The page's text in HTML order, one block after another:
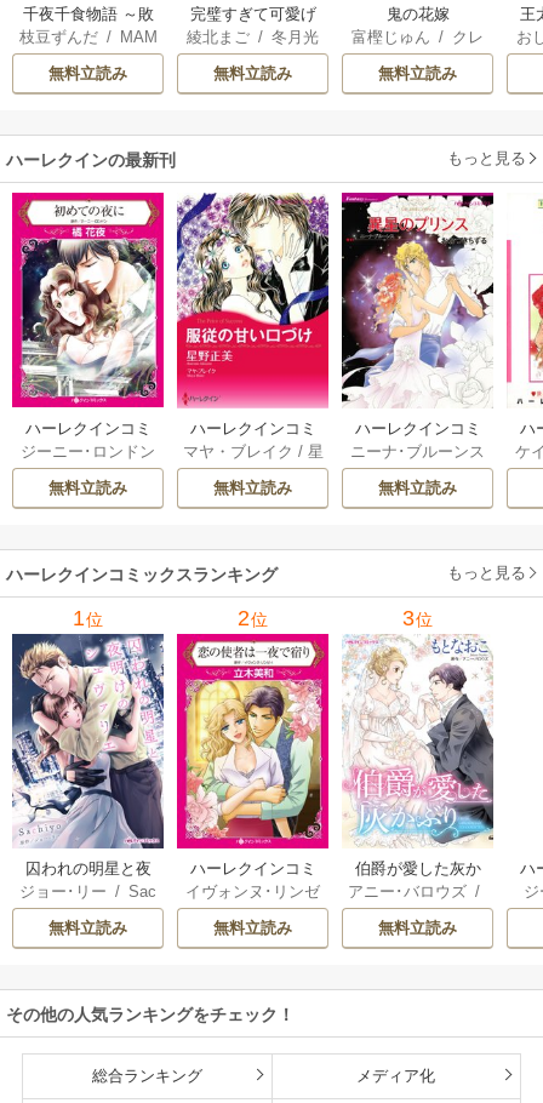
千夜千食物語 ～敗
国の姫ですが氷の
皇子殿下がどうも
溺愛してくれてい
枝豆ずんだ/ MAM
AKOTO / 鴉羽凛燈
無料立読み
完璧すぎて可愛げ
がないと婚約破棄
された聖女は隣国
に売られる
綾北まご /冬月光
輝/ 昌未
無料立読み
鬼の花嫁
富樫じゅん / クレ
ハ
無料立読み
王
こ
二
お
ハーレクインの最新刊 もっと見る
ハーレクインコミ
ックス セット 202
6年 vol.1064 1巻
ジーニー･ロンドン
/橘花夜/メアリ
ー･ライアンズ
ーガン/星合操/ア
ン･ウィール/ 津寺
里可子
無料立読み
ハーレクインコミ
ックス セット 202
6年 vol.1002 1巻
マヤ・ブレイク / 星
野正美/ヘレン･ブ
ルックス/のわきね
ウェイ/一重夕子
無料立読み
ハーレクインコミ
ックス セット 202
6年 vol.1063 1巻
ニーナ･ブルーンス
/おおつきちずる/
レベッカ･ヨーク
ーディ/海野みつる
サラ･ウッド/流
水凛子
無料立読み
ハ
ッ
ケ
/
ザ
ハーレクインコミックスランキング もっと見る
1位
囚われの明星と夜
明けのシュヴァリ
エ
ジョー･リー /Sac
hiyo
無料立読み
2位
ハーレクインコミ
ックス セット 202
6年 vol.999
イヴォンヌ･リンゼ
/ 立木美和
ランダ･ジャレッ
ーリー・ペイジ/
曽祢まさこ
無料立読み
3位
伯爵が愛した灰か
ぶり
アニー･バロウズ/
もとなおこ
無料立読み
ハ
ッ
ル
その他の人気ランキングをチェック！
総合ランキング メディア化